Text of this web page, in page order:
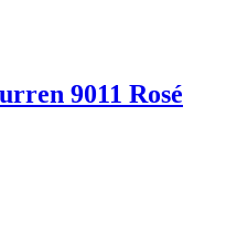
9011 Rosé